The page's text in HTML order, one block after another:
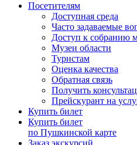
Посетителям
Доступная среда
Часто задаваемые
Доступ к собранию
Музеи области
Туристам
Оценка качества
Обратная связь
Получить
Прейскурант на
Купить билет
Купить билет
по Пушкинской карте
Заказ экскурсий